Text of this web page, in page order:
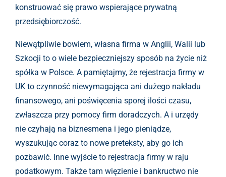
konstruować się prawo wspierające prywatną
przedsiębiorczość.
Niewątpliwie bowiem, własna firma w Anglii, Walii lub
Szkocji to o wiele bezpieczniejszy sposób na życie niż
spółka w Polsce. A pamiętajmy, że rejestracja firmy w
UK to czynność niewymagająca ani dużego nakładu
finansowego, ani poświęcenia sporej ilości czasu,
zwłaszcza przy pomocy firm doradczych. A i urzędy
nie czyhają na biznesmena i jego pieniądze,
wyszukując coraz to nowe preteksty, aby go ich
pozbawić. Inne wyjście to rejestracja firmy w raju
podatkowym. Także tam więzienie i bankructwo nie